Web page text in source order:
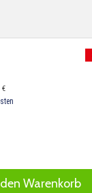
€
Warenkorb